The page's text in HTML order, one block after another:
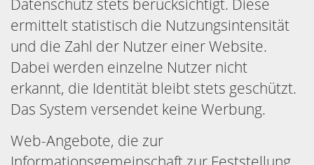
Datenschutz stets berücksichtigt. Diese
ermittelt statistisch die Nutzungsintensität
und die Zahl der Nutzer einer Website.
Dabei werden einzelne Nutzer nicht
erkannt, die Identität bleibt stets geschützt.
Das System versendet keine Werbung.
Web-Angebote, die zur